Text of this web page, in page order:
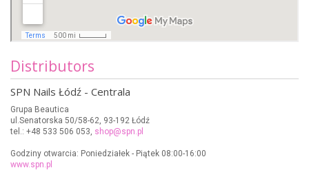
Distributors
SPN Nails Łódź - Centrala
Grupa Beautica
ul.Senatorska 50/58-62, 93-192 Łódź
tel.: +48 533 506 053, shop@spn.pl
Godziny otwarcia: Poniedziałek - Piątek 08:00-16:00
www.spn.pl